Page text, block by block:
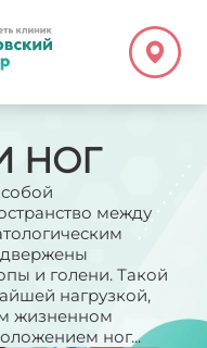
НОГ
между
и голени. Такой
нагрузкой,
жизненном
ног...